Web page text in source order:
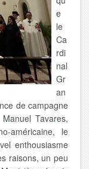
e
le
Ca
rdi
nal
Gr
an
de campagne
Tavares,
américaine, le
enthousiasme
raisons, un peu